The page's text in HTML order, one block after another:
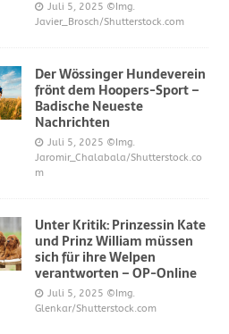
Juli 5, 2025 ©Img.
Javier_Brosch/Shutterstock.com
Der Wössinger Hundeverein
frönt dem Hoopers-Sport –
Badische Neueste
Nachrichten
Juli 5, 2025 ©Img.
Jaromir_Chalabala/Shutterstock.co
m
Unter Kritik: Prinzessin Kate
und Prinz William müssen
sich für ihre Welpen
verantworten – OP-Online
Juli 5, 2025 ©Img.
Glenkar/Shutterstock.com